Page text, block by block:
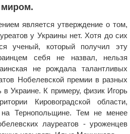
миром.
является утверждение о том,
у Украины нет. Хотя до сих
ученый, который получил эту
себя не назвал, нельзя
не рождала талантливых
Нобелевской премии в разных
в Украине. К примеру, физик Игорь
Кировоградской области,
на Тернопольщине. Тем не менее
лауреатов - уроженцев